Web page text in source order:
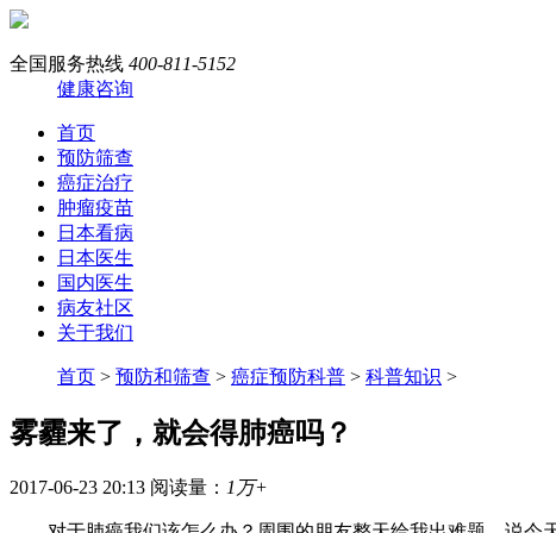
全国服务热线 400-811-5152
健康咨询
首页
预防筛查
癌症治疗
肿瘤疫苗
日本看病
日本医生
国内医生
病友社区
关于我们
首页 > 预防和筛查 > 癌症预防科普 > 科普知识 >
雾霾来了，就会得肺癌吗？
2017-06-23 20:13 阅读量： 1万+